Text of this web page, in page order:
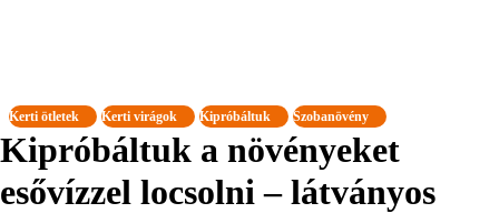
Kerti ötletek Kerti virágok Kipróbáltuk Szobanövény
Kipróbáltuk a növényeket
esővízzel locsolni – látványos